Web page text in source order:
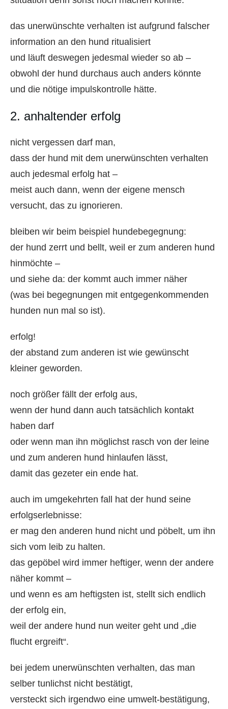
das unerwünschte verhalten ist aufgrund falscher
information an den hund ritualisiert
und läuft deswegen jedesmal wieder so ab –
obwohl der hund durchaus auch anders könnte
und die nötige impulskontrolle hätte.
2. anhaltender erfolg
nicht vergessen darf man,
dass der hund mit dem unerwünschten verhalten
auch jedesmal erfolg hat –
meist auch dann, wenn der eigene mensch
versucht, das zu ignorieren.
bleiben wir beim beispiel hundebegegnung:
der hund zerrt und bellt, weil er zum anderen hund
hinmöchte –
und siehe da: der kommt auch immer näher
(was bei begegnungen mit entgegenkommenden
hunden nun mal so ist).
erfolg!
der abstand zum anderen ist wie gewünscht
kleiner geworden.
noch größer fällt der erfolg aus,
wenn der hund dann auch tatsächlich kontakt
haben darf
oder wenn man ihn möglichst rasch von der leine
und zum anderen hund hinlaufen lässt,
damit das gezeter ein ende hat.
auch im umgekehrten fall hat der hund seine
erfolgserlebnisse:
er mag den anderen hund nicht und pöbelt, um ihn
sich vom leib zu halten.
das gepöbel wird immer heftiger, wenn der andere
näher kommt –
und wenn es am heftigsten ist, stellt sich endlich
der erfolg ein,
weil der andere hund nun weiter geht und „die
flucht ergreift“.
bei jedem unerwünschten verhalten, das man
selber tunlichst nicht bestätigt,
versteckt sich irgendwo eine umwelt-bestätigung,